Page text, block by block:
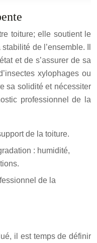
toiture; elle soutient le
de l’ensemble. Il
et de s’assurer de sa
xylophages ou
sa solidité et nécessiter
professionnel de la
de la toiture.
: humidité,
de la
il est temps de définir